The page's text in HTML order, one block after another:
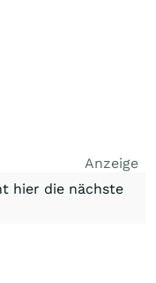
Anzeige
hier die nächste